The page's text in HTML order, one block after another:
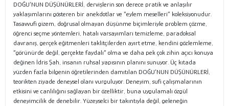
DOĞU’NUN DÜŞÜNÜRLERİ, dervişlerin son derece pratik ve anlaşılır
yaklaşımlarını gösteren bir anekdotlar ve “eylem meselleri” koleksiyonudur.
Tasavvufi gizem, doğrusal olmayan düşünme biçimleriyle problem çözme,
öğrenci seçme yöntemleri, hatalı varsayımları temizleme, paradoksal
davranış, gerçek eğitmenleri taklitçilerden ayırt etme, kendini gözlemleme,
“görünürde değil, gerçekte faydalı” olma ve daha pek çok zihin açıcı konuya
değinen İdris Şah, insanın ruhsal yapısının planını sunuyor. Üç kıtada
yüzden fazla bilgenin öğretilerinden damıtılan DOĞU’NUN DÜŞÜNÜRLERİ,
teorikten ziyade deneysel olanı vurguluyor. Deneyim, sufi çalışmalarının
etkisini ve canlılığını sağlayan bir özelliktir, buna uygulamalı özgül
deneyimcilik de denebilir. Yüzeyselci bir takıntıyla değil, geleneğin